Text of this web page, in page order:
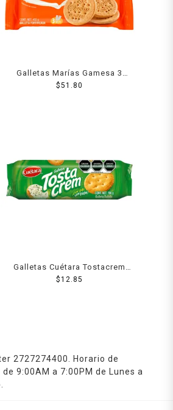
Galletas Marías Gamesa 3
rollos de 144 g c/u
$51.80
Galletas Cuétara Tostacrem
100 g
$12.85
2727274400. Horario de
9:00AM a 7:00PM de Lunes a